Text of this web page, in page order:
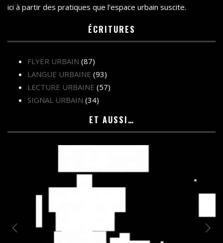
ici à partir des pratiques que l’espace urbain suscite.
ÉCRITURES
FLYER URBAIN (87)
LANGUE URBAINE (93)
LECTURE URBAINE (57)
SIGNAL URBAIN (34)
ET AUSSI…